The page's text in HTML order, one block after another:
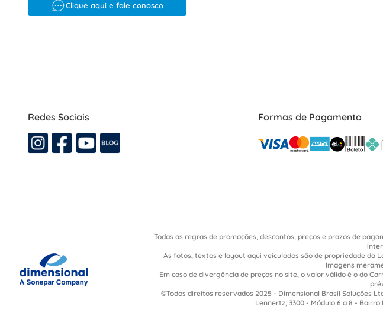
Clique aqui e fale conosco
Redes Sociais Formas de Pagamento
Todas as regras de promoções, descontos, preços e prazos de
As fotos, textos e layout aqui veiculados são de propriedade da
Imagens
Em caso de divergência de preços no site, o valor válido é o do
©Todos direitos reservados 2025 - Dimensional Brasil Soluções
Lennertz, 3300 - Módulo 6 a 8 -